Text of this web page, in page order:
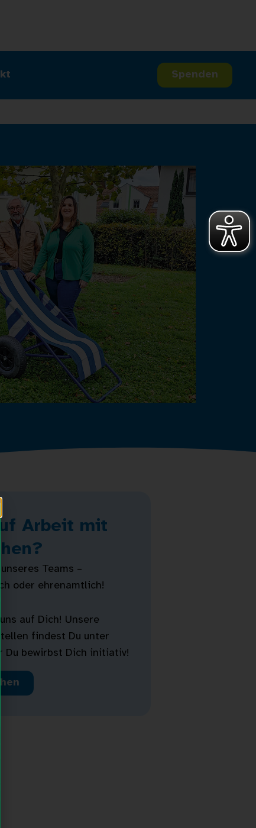
Spenden
Arbeit mit
unseres Teams –
oder ehrenamtlich!
auf Dich! Unsere
findest Du unter
Du bewirbst Dich initiativ!